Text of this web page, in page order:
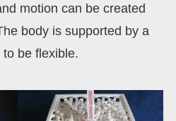
motion can be created
body is supported by a
be flexible.